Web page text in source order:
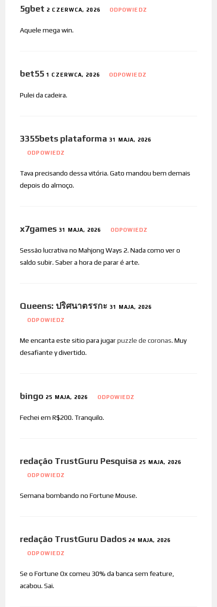
5gbet 2 CZERWCA, 2026 ODPOWIEDZ
Aquele mega win.
bet55 1 CZERWCA, 2026 ODPOWIEDZ
Pulei da cadeira.
3355bets plataforma 31 MAJA, 2026
ODPOWIEDZ
Tava precisando dessa vitória. Gato mandou bem demais
depois do almoço.
x7games 31 MAJA, 2026 ODPOWIEDZ
Sessão lucrativa no Mahjong Ways 2. Nada como ver o
saldo subir. Saber a hora de parar é arte.
Queens: ปริศนาตรรกะ 31 MAJA, 2026
ODPOWIEDZ
Me encanta este sitio para jugarpuzzle de coronas. Muy
desafiante y divertido.
bingo 25 MAJA, 2026 ODPOWIEDZ
Fechei em R$200. Tranquilo.
redação TrustGuru Pesquisa 25 MAJA, 2026
ODPOWIEDZ
Semana bombando no Fortune Mouse.
redação TrustGuru Dados 24 MAJA, 2026
ODPOWIEDZ
Se o Fortune Ox comeu 30% da banca sem feature,
acabou. Sai.